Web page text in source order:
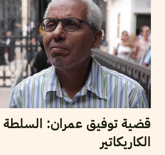
قضية توفيق عمران: السلطة
الكاريكاتير